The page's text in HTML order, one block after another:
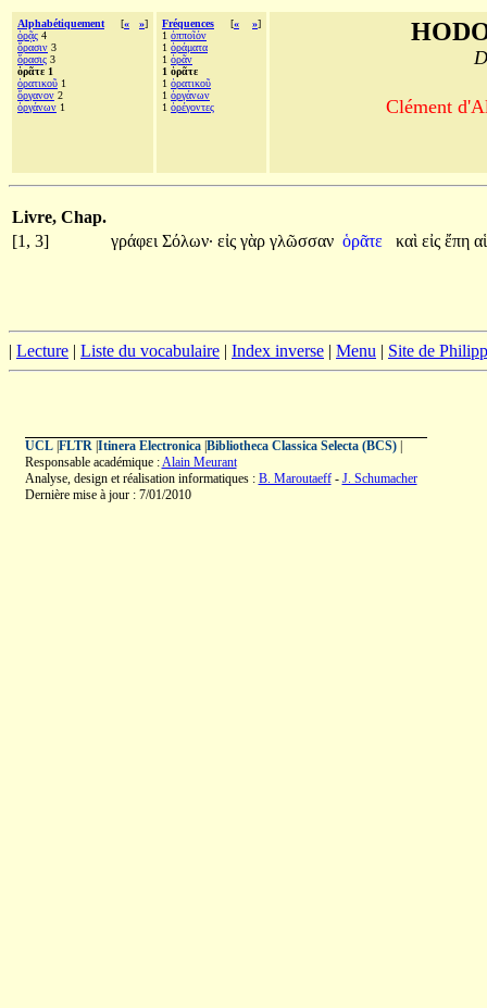
Alphabétiquement [« »]
ὁρᾷς 4
ὅρασιν 3
ὅρασις 3
ὁρᾶτε 1
ὁρατικοῦ 1
ὄργανον 2
ὀργάνων 1
Fréquences [« »]
1 ὁπποῖόν
1 ὁράματα
1 ὁρᾶν
1 ὁρᾶτε
1 ὁρατικοῦ
1 ὀργάνων
1 ὀρέγοντες Clément
Livre, Chap.
[1, 3]
γράφει Σόλων· εἰς γὰρ γλῶσσαν ὁρᾶτε καὶ εἰς ἔπη
| Lecture | Liste du vocabulaire | Index inverse | Menu | Site de
UCL| FLTR| Itinera Electronica| Bibliotheca Classica Selecta (BCS)|
Responsable académique :Alain Meurant
Analyse, design et réalisation informatiques : B. Maroutaeff- J. Schumacher
Dernière mise à jour : 7/01/2010